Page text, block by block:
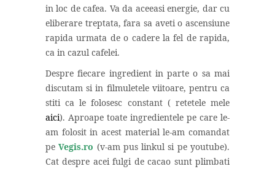
in loc de cafea. Va da aceeasi energie, dar cu
eliberare treptata, fara sa aveti o ascensiune
rapida urmata de o cadere la fel de rapida,
ca in cazul cafelei.
Despre fiecare ingredient in parte o sa mai
discutam si in filmuletele viitoare, pentru ca
stiti ca le folosesc constant ( retetele mele
aici). Aproape toate ingredientele pe care le-
am folosit in acest material le-am comandat
peVegis.ro (v-am pus linkul si pe youtube).
Cat despre acei fulgi de cacao sunt plimbati